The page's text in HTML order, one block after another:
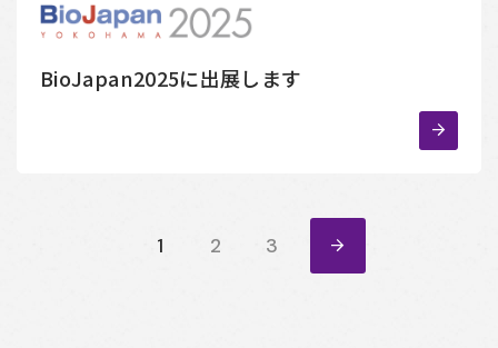
BioJapan2025に出展します
1 2 3 »